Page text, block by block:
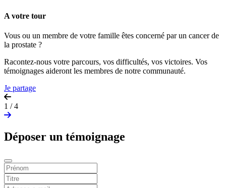
A votre tour
Vous ou un membre de votre famille êtes concerné par un cancer de
la prostate ?
Racontez-nous votre parcours, vos difficultés, vos victoires. Vos
témoignages aideront les membres de notre communauté.
Je partage
1 / 4
Déposer un témoignage